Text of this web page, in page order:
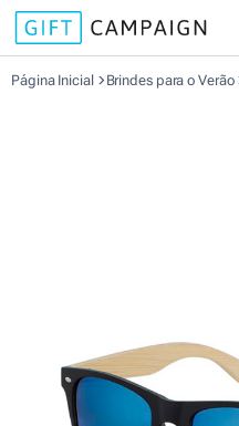
Página Inicial Brindes para o Verão